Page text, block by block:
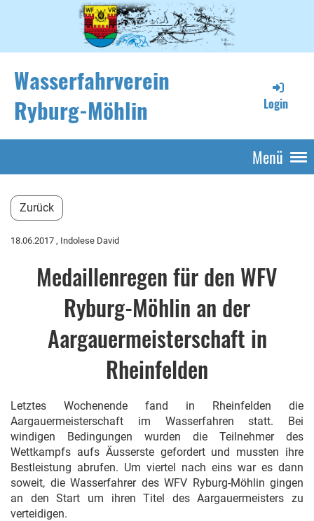
Wasserfahrverein
Ryburg-Möhlin
Login
Menü
Zurück
18.06.2017 , Indolese David
Medaillenregen für den WFV
Ryburg-Möhlin an der
Aargauermeisterschaft in
Rheinfelden
Letztes Wochenende fand in Rheinfelden die
Aargauermeisterschaft im Wasserfahren statt. Bei
windigen Bedingungen wurden die Teilnehmer des
Wettkampfs aufs Äusserste gefordert und mussten ihre
Bestleistung abrufen. Um viertel nach eins war es dann
soweit, die Wasserfahrer des WFV Ryburg-Möhlin gingen
an den Start um ihren Titel des Aargauermeisters zu
verteidigen.